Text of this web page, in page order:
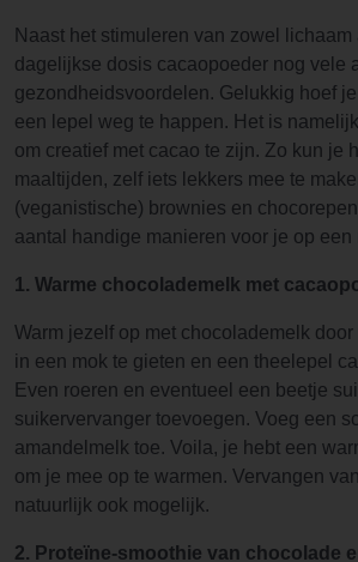
Naast het stimuleren van zowel lichaam
dagelijkse dosis cacaopoeder nog vele
gezondheidsvoordelen. Gelukkig hoef
een lepel weg te happen. Het is
om creatief met cacao te zijn. Zo kun je
maaltijden, zelf iets lekkers mee te
(veganistische) brownies en
aantal handige manieren voor je op een
1. Warme chocolademelk met
Warm jezelf op met chocolademelk
in een mok te gieten en een theelepel
Even roeren en eventueel een beetje
suikervervanger toevoegen. Voeg een
amandelmelk toe. Voila, je hebt een
om je mee op te warmen. Vervangen
natuurlijk ook mogelijk.
2. Proteïne-smoothie van chocolade